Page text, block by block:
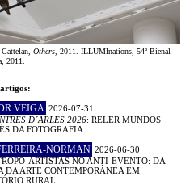
Others , 2011. ILLUMInations, 54º Bienal
2011.
VEIGA 2026-07-31
D´ARLES 2026: RELER MUNDOS
DA FOTOGRAFIA
NORMAN 2026-06-30
ARTISTAS NO ANTI-EVENTO: DA
DA ARTE CONTEMPORÂNEA EM
RURAL